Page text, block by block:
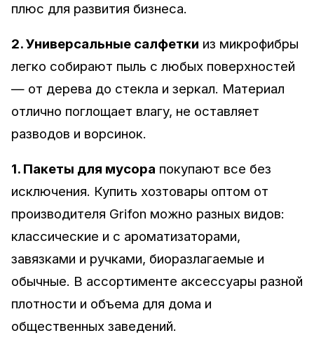
плюс для развития бизнеса.
2. Универсальные салфетки из микрофибры
легко собирают пыль с любых поверхностей
— от дерева до стекла и зеркал. Материал
отлично поглощает влагу, не оставляет
разводов и ворсинок.
1. Пакеты для мусора покупают все без
исключения. Купить хозтовары оптом от
производителя Grifon можно разных видов:
классические и с ароматизаторами,
завязками и ручками, биоразлагаемые и
обычные. В ассортименте аксессуары разной
плотности и объема для дома и
общественных заведений.